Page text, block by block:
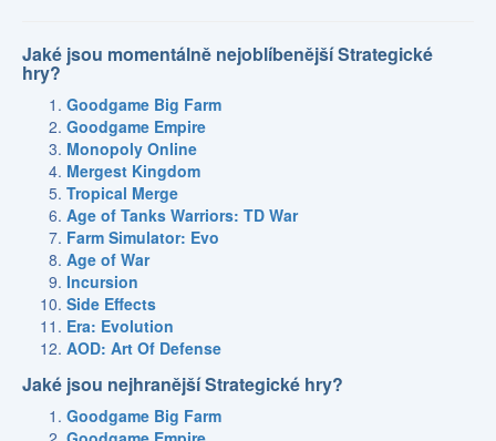
Jaké jsou momentálně nejoblíbenější Strategické
hry?
Goodgame Big Farm
Goodgame Empire
Monopoly Online
Mergest Kingdom
Tropical Merge
Age of Tanks Warriors: TD War
Farm Simulator: Evo
Age of War
Incursion
Side Effects
Era: Evolution
AOD: Art Of Defense
Jaké jsou nejhranější Strategické hry?
Goodgame Big Farm